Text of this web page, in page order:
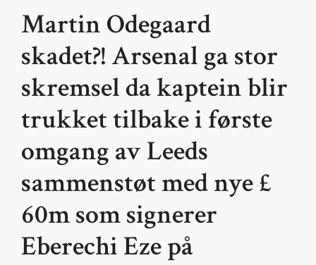
Martin Odegaard
skadet?! Arsenal ga stor
skremsel da kaptein blir
trukket tilbake i første
omgang av Leeds
sammenstøt med nye £
60m som signerer
Eberechi Eze på